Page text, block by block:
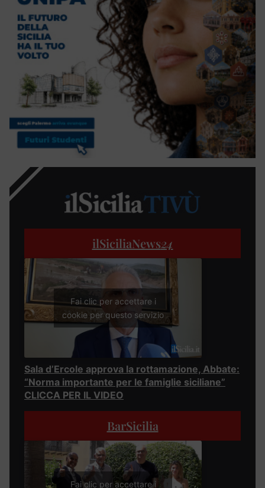
ilSiciliaNews24
Fai clic per accettare i
cookie per questo servizio
Sala d’Ercole approva la rottamazione, Abbate:
“Norma importante per le famiglie siciliane”
CLICCA PER IL VIDEO
BarSicilia
Fai clic per accettare i